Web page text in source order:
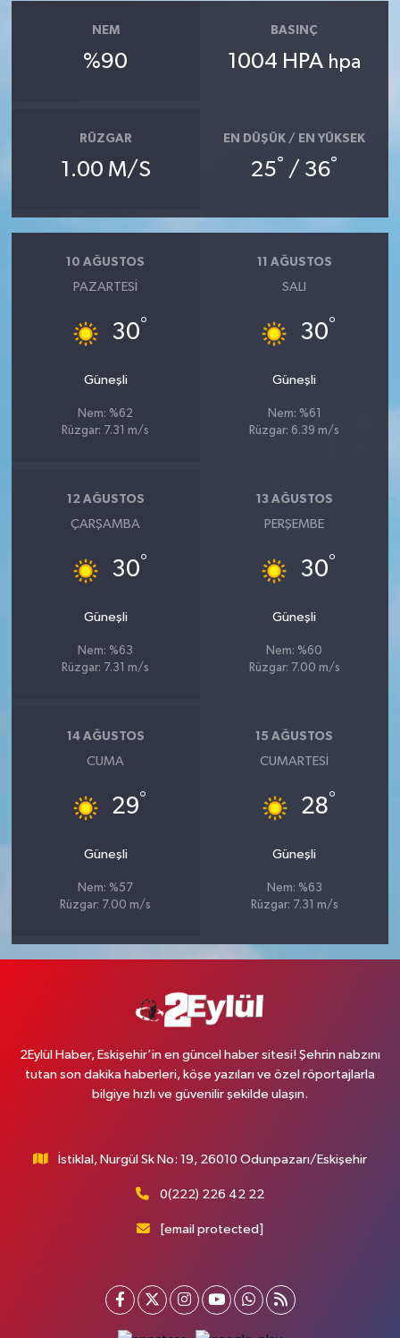
NEM
%90
BASINÇ
1004 HPA hpa
RÜZGAR
1.00 M/S
EN DÜŞÜK / EN YÜKSEK
25° / 36°
10 AĞUSTOS
PAZARTESI
30°
Güneşli
Nem: %62
Rüzgar: 7.31 m/s
11 AĞUSTOS
SALI
30°
Güneşli
Nem: %61
Rüzgar: 6.39 m/s
12 AĞUSTOS
ÇARŞAMBA
30°
Güneşli
Nem: %63
Rüzgar: 7.31 m/s
13 AĞUSTOS
PERŞEMBE
30°
Güneşli
Nem: %60
Rüzgar: 7.00 m/s
14 AĞUSTOS
CUMA
29°
Güneşli
Nem: %57
Rüzgar: 7.00 m/s
15 AĞUSTOS
CUMARTESI
28°
Güneşli
Nem: %63
Rüzgar: 7.31 m/s
2Eylül Haber, Eskişehir’in en güncel haber sitesi! Şehrin nabzını
tutan son dakika haberleri, köşe yazıları ve özel röportajlarla
bilgiye hızlı ve güvenilir şekilde ulaşın.
İstiklal, Nurgül Sk No: 19, 26010 Odunpazarı/Eskişehir
0(222) 226 42 22
[email protected]